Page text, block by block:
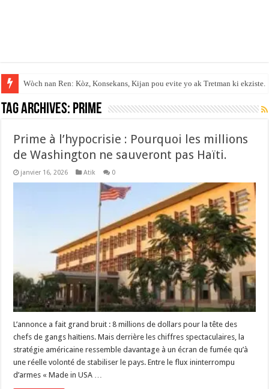
Wòch nan Ren: Kòz, Konsekans, Kijan pou evite yo ak Tretman ki ekziste.
Tag Archives: Prime
Prime à l’hypocrisie : Pourquoi les millions
de Washington ne sauveront pas Haïti.
janvier 16, 2026 Atik 0
​L’annonce a fait grand bruit : 8 millions de dollars pour la tête des
chefs de gangs haïtiens. Mais derrière les chiffres spectaculaires, la
stratégie américaine ressemble davantage à un écran de fumée qu’à
une réelle volonté de stabiliser le pays. Entre le flux ininterrompu
d’armes « Made in USA …